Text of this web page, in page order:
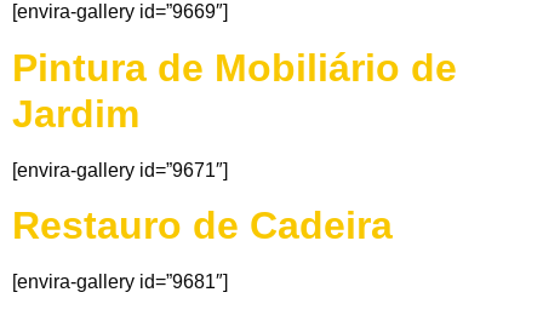
[envira-gallery id=”9669″]
Pintura de Mobiliário de
Jardim
[envira-gallery id=”9671″]
Restauro de Cadeira
[envira-gallery id=”9681″]